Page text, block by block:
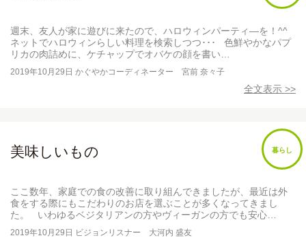
週末、友人が家に遊びに来たので、ハロウィンパーティ―を！^^
ネットでハロウィンらしい料理を検索しつつ･･･ 色鮮やかなパプ
リカの肉詰めに、ケチャップでオバケの顔を書い…
2019年10月29日 かぐやかコーディネーター 宮前 奈々子
全文表示 >>
暮らし
美味しいもの
ここ数年、家庭での食の改善に取り組んできましたが、最近は外
食をする際にもこだわりのお店を選ぶことが多くなってきまし
た。 いわゆるベジタリアンの方やヴィーガンの方でも安心…
2019年10月29日 ビジョンリスナー 大河内 盛友